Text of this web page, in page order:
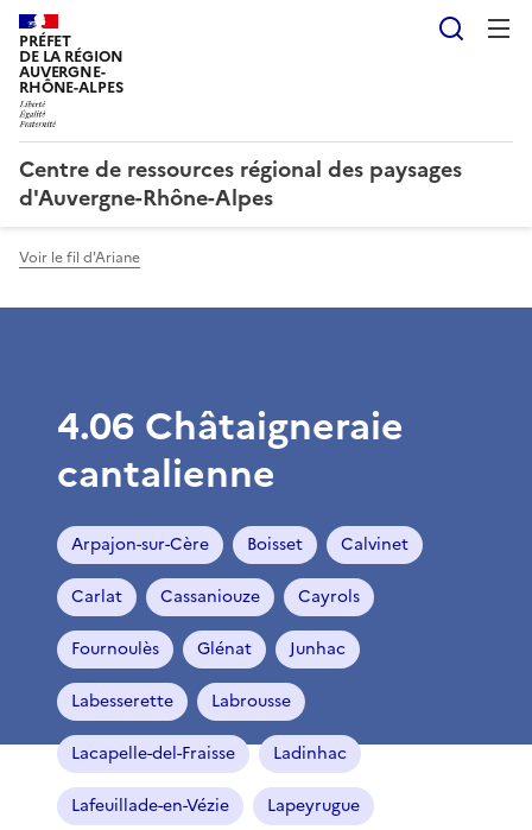
PRÉFET
DE LA RÉGION
AUVERGNE-
RHÔNE-ALPES
Centre de ressources régional des paysages
d'Auvergne-Rhône-Alpes
Voir le fil d'Ariane
4.06 Châtaigneraie
cantalienne
Arpajon-sur-Cère Boisset Calvinet
Carlat Cassaniouze Cayrols
Fournoulès Glénat Junhac
Labesserette Labrousse
Lacapelle-del-Fraisse Ladinhac
Lafeuillade-en-Vézie Lapeyrugue